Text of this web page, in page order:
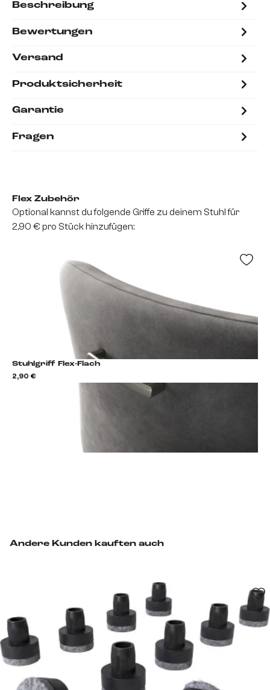
Beschreibung
Bewertungen
Versand
Produktsicherheit
Garantie
Fragen
Flex Zubehör
Optional kannst du folgende Griffe zu deinem Stuhl für
2,90 € pro Stück hinzufügen:
Stuhlgriff Flex-Flach
2,90 €
Stuhlgriff hinzufügen
Andere Kunden kauften auch